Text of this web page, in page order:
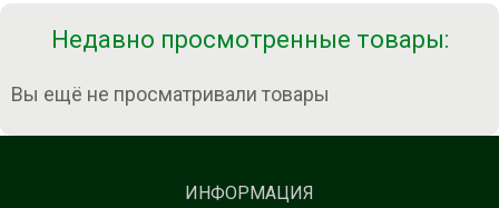
Недавно просмотренные товары:
Вы ещё не просматривали товары
ИНФОРМАЦИЯ